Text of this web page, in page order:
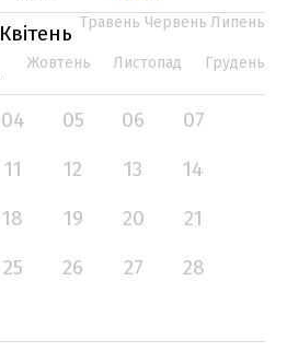
Квітень Травень Червень Липень
Жовтень Листопад Грудень
04 05 06
07
11 12 13
14
18 19 20
21
25 26 27
28